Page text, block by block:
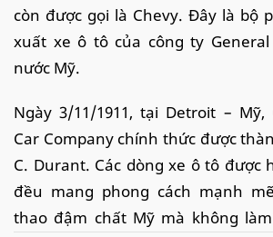
còn được gọi là Chevy. Đây là bộ
xuất xe ô tô của công ty General
nước Mỹ.
Ngày 3/11/1911, tại Detroit –
Car Company chính thức được
C. Durant. Các dòng xe ô tô được
đều mang phong cách mạnh
thao đậm chất Mỹ mà không